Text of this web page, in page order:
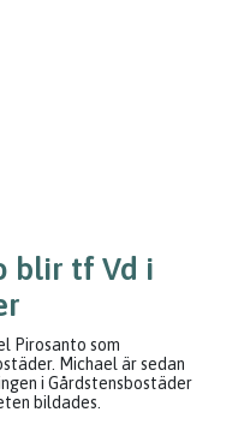
blir tf Vd i
Pirosanto som
Michael är sedan
i Gårdstensbostäder
bildades.